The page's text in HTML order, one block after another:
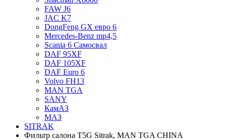
FAW J6
JAC K7
DongFeng GX евро 6
Mercedes-Benz mp4,5
Scania 6 Самосвал
DAF 95XF
DAF 105XF
DAF Euro 6
Volvo FH13
MAN TGA
SANY
КамАЗ
МАЗ
SITRAK
Фильтр салона T5G Sitrak, MAN TGA CHINA